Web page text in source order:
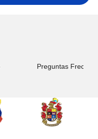
Preguntas Frecuentes